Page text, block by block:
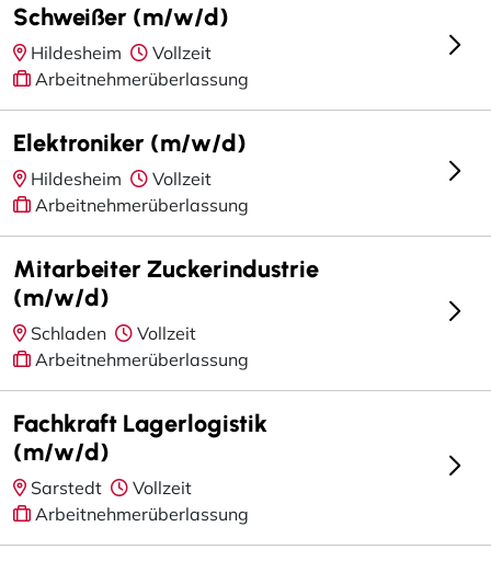
Schweißer (m/w/d)
Hildesheim
Vollzeit
Arbeitnehmerüberlassung
Elektroniker (m/w/d)
Hildesheim
Vollzeit
Arbeitnehmerüberlassung
Mitarbeiter Zuckerindustrie
(m/w/d)
Schladen
Vollzeit
Arbeitnehmerüberlassung
Fachkraft Lagerlogistik
(m/w/d)
Sarstedt
Vollzeit
Arbeitnehmerüberlassung